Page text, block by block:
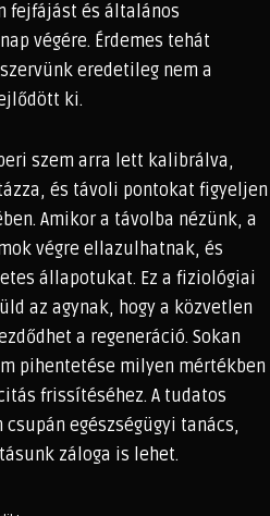
fejfájást és általános
végére. Érdemes tehát
eredetileg nem a
ki.
szem arra lett kalibrálva,
és távoli pontokat figyeljen
Amikor a távolba nézünk, a
végre ellazulhatnak, és
állapotukat. Ez a fiziológiai
az agynak, hogy a közvetlen
a regeneráció. Sokan
pihentetése milyen mértékben
frissítéséhez. A tudatos
egészségügyi tanács,
záloga is lehet.